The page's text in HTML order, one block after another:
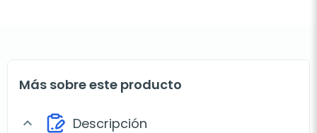
Más sobre este producto
expand_more Descripción